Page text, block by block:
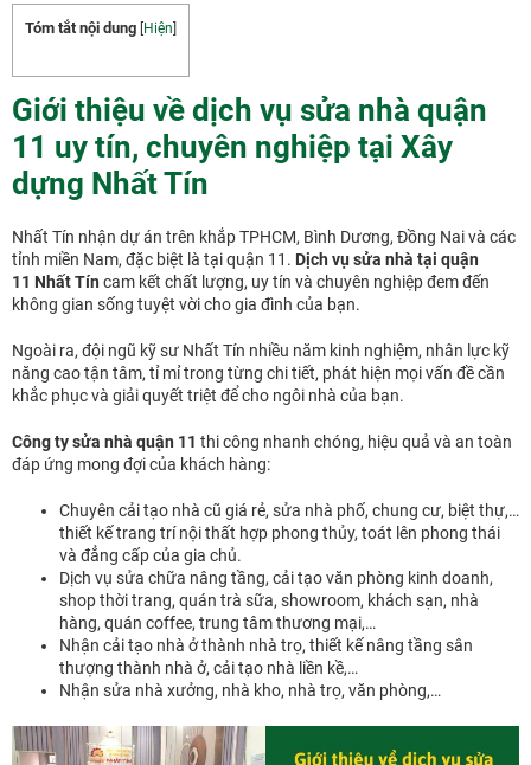
Tóm tắt nội dung Hiện
Giới thiệu về dịch vụ sửa nhà quận
11 uy tín, chuyên nghiệp tại Xây
dựng Nhất Tín
Nhất Tín nhận dự án trên khắp TPHCM, Bình Dương, Đồng Nai và các
tỉnh miền Nam, đặc biệt là tại quận 11. Dịch vụ sửa nhà tại quận
11 Nhất Tín cam kết chất lượng, uy tín và chuyên nghiệp đem đến
không gian sống tuyệt vời cho gia đình của bạn.
Ngoài ra, đội ngũ kỹ sư Nhất Tín nhiều năm kinh nghiệm, nhân lực kỹ
năng cao tận tâm, tỉ mỉ trong từng chi tiết, phát hiện mọi vấn đề cần
khắc phục và giải quyết triệt để cho ngôi nhà của bạn.
Công ty sửa nhà quận 11 thi công nhanh chóng, hiệu quả và an toàn
đáp ứng mong đợi của khách hàng:
Chuyên cải tạo nhà cũ giá rẻ, sửa nhà phố, chung cư, biệt thự,…
thiết kế trang trí nội thất hợp phong thủy, toát lên phong thái
và đẳng cấp của gia chủ.
Dịch vụ sửa chữa nâng tầng, cải tạo văn phòng kinh doanh,
shop thời trang, quán trà sữa, showroom, khách sạn, nhà
hàng, quán coffee, trung tâm thương mại,…
Nhận cải tạo nhà ở thành nhà trọ, thiết kế nâng tầng sân
thượng thành nhà ở, cải tạo nhà liền kề,…
Nhận sửa nhà xưởng, nhà kho, nhà trọ, văn phòng,…